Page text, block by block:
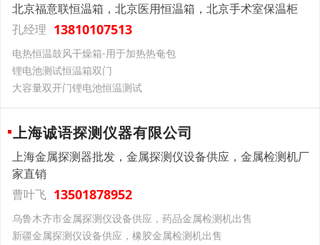
北京福意联恒温箱，北京医用恒温箱，北京手术室保温柜
孔经理 13810107513
电热恒温鼓风干燥箱-用于加热热奄包
锂电池测试恒温箱双门
大容量双开门锂电池恒温测试
上海诚语探测仪器有限公司
上海金属探测器批发，金属探测仪设备供应，金属检测机厂
家直销
曹叶飞 13501878952
乌鲁木齐市金属探测仪设备供应，药品金属检测机出售
新疆金属探测仪设备供应，橡胶金属检测机出售